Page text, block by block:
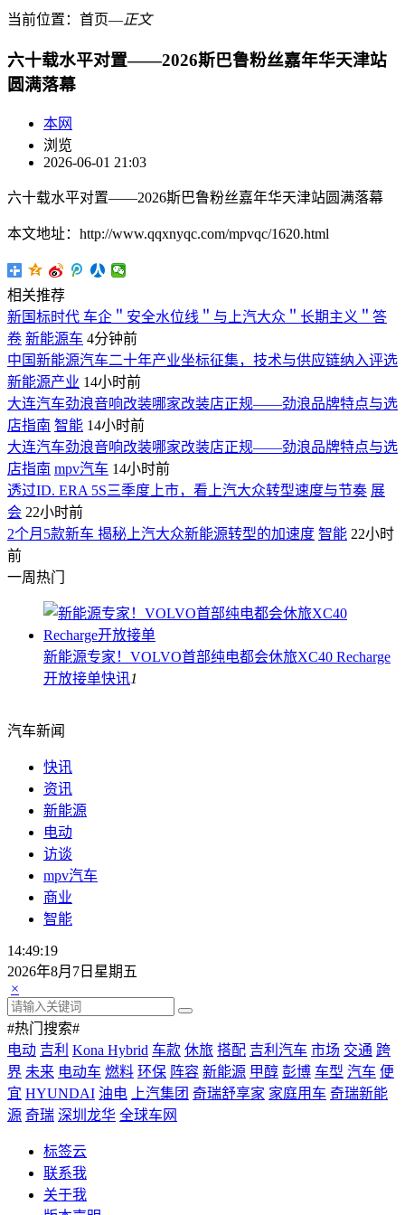
当前位置： 首页―正文
六十载水平对置——2026斯巴鲁粉丝嘉年华天津站
圆满落幕
本网
浏览
2026-06-01 21:03
六十载水平对置——2026斯巴鲁粉丝嘉年华天津站圆满落幕
本文地址：http://www.qqxnyqc.com/mpvqc/1620.html
相关推荐
新国标时代 车企＂安全水位线＂与上汽大众＂长期主义＂答
卷 新能源车 4分钟前
中国新能源汽车二十年产业坐标征集，技术与供应链纳入评选
新能源产业 14小时前
大连汽车劲浪音响改装哪家改装店正规——劲浪品牌特点与选
店指南 智能 14小时前
大连汽车劲浪音响改装哪家改装店正规——劲浪品牌特点与选
店指南 mpv汽车 14小时前
透过ID. ERA 5S三季度上市，看上汽大众转型速度与节奏 展
会 22小时前
2个月5款新车 揭秘上汽大众新能源转型的加速度 智能 22小时
前
一周热门
新能源专家！VOLVO首部纯电都会休旅XC40 Recharge
开放接单快讯1
汽车新闻
快讯
资讯
新能源
电动
访谈
mpv汽车
商业
智能
14:49:19
2026年8月7日星期五
×
#热门搜索#
电动 吉利 Kona Hybrid 车款 休旅 搭配 吉利汽车 市场 交通 跨
界 未来 电动车 燃料 环保 阵容 新能源 甲醇 彭博 车型 汽车 便
宜 HYUNDAI 油电 上汽集团 奇瑞舒享家 家庭用车 奇瑞新能
源 奇瑞 深圳龙华 全球车网
标签云
联系我
关于我